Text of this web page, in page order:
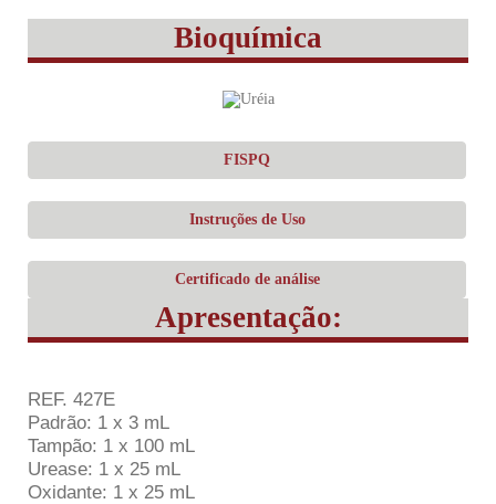
Bioquímica
FISPQ
Instruções de Uso
Certificado de análise
Apresentação:
REF. 427E
Padrão: 1 x 3 mL
Tampão: 1 x 100 mL
Urease: 1 x 25 mL
Oxidante: 1 x 25 mL